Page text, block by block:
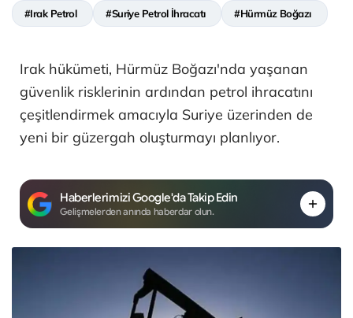
#Irak Petrol #Suriye Petrol İhracatı #Hürmüz Boğazı
Irak hükümeti, Hürmüz Boğazı'nda yaşanan
güvenlik risklerinin ardından petrol ihracatını
çeşitlendirmek amacıyla Suriye üzerinden de
yeni bir güzergah oluşturmayı planlıyor.
Haberlerimizi Google'da Takip Edin
Gelişmelerden anında haberdar olun.